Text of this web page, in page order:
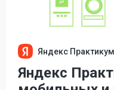
Яндекс Практикум
Яндекс